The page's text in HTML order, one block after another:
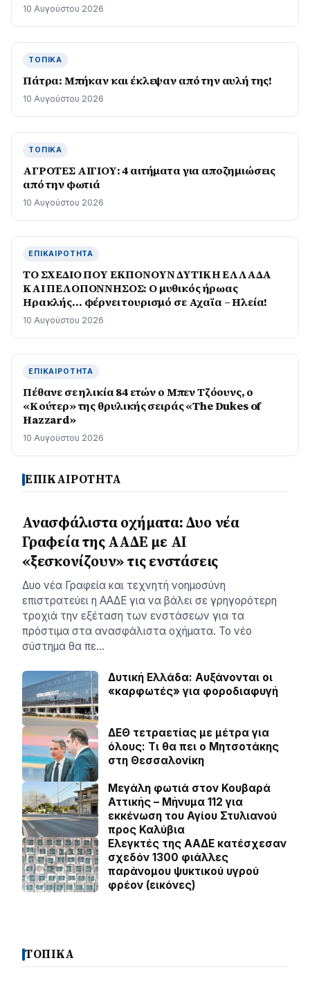
10 Αυγούστου 2026
ΤΟΠΙΚΆ
Πάτρα: Μπήκαν και έκλεψαν από την αυλή της!
10 Αυγούστου 2026
ΤΟΠΙΚΆ
ΑΓΡΟΤΕΣ ΑΙΓΙΟΥ: 4 αιτήματα για αποζημιώσεις
από την φωτιά
10 Αυγούστου 2026
ΕΠΙΚΑΙΡΌΤΗΤΑ
ΤΟ ΣΧΕΔΙΟ ΠΟΥ ΕΚΠΟΝΟΥΝ ΔΥΤΙΚΗ ΕΛΛΑΔΑ
ΚΑΙ ΠΕΛΟΠΟΝΝΗΣΟΣ: Ο μυθικός ήρωας
Ηρακλής… φέρνει τουρισμό σε Αχαϊα – Ηλεία!
10 Αυγούστου 2026
ΕΠΙΚΑΙΡΌΤΗΤΑ
Πέθανε σε ηλικία 84 ετών ο Μπεν Τζόουνς, ο
«Κούτερ» της θρυλικής σειράς «The Dukes of
Hazzard»
10 Αυγούστου 2026
ΕΠΙΚΑΙΡΟΤΗΤΑ
Ανασφάλιστα οχήματα: Δυο νέα
Γραφεία της ΑΑΔΕ με ΑΙ
«ξεσκονίζουν» τις ενστάσεις
Δυο νέα Γραφεία και τεχνητή νοημοσύνη
επιστρατεύει η ΑΑΔΕ για να βάλει σε γρηγορότερη
τροχιά την εξέταση των ενστάσεων για τα
πρόστιμα στα ανασφάλιστα οχήματα. Το νέο
σύστημα θα πε…
Δυτική Ελλάδα: Αυξάνονται οι
«καρφωτές» για φοροδιαφυγή
ΔΕΘ τετραετίας με μέτρα για
όλους: Τι θα πει ο Μητσοτάκης
στη Θεσσαλονίκη
Μεγάλη φωτιά στον Κουβαρά
Αττικής – Μήνυμα 112 για
εκκένωση του Αγίου Στυλιανού
προς Καλύβια
Ελεγκτές της ΑΑΔΕ κατέσχεσαν
σχεδόν 1300 φιάλλες
παράνομου ψυκτικού υγρού
φρέον (εικόνες)
ΤΟΠΙΚΑ